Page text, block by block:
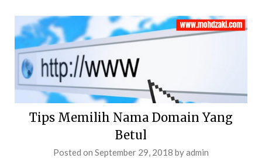
Tips Memilih Nama Domain Yang
Betul
Posted on September 29, 2018 byadmin